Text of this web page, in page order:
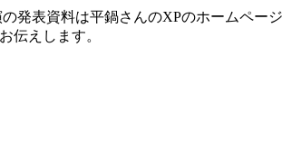
発表資料は平鍋さんのXPのホームページ
伝えします。